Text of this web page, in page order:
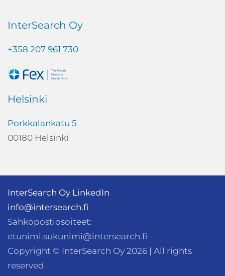
InterSearch Oy
+358 207 961 730
Helsinki
Porkkalankatu 5
00180 Helsinki
InterSearch Oy LinkedIn
info@intersearch.fi
Sähköpostiosoiteet:
etunimi.sukunimi@intersearch.fi
Copyright © InterSearch Oy 2026 | All rights
reserved